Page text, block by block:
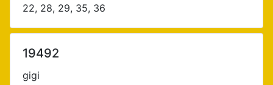
22, 28, 29, 35, 36
19492
gigi